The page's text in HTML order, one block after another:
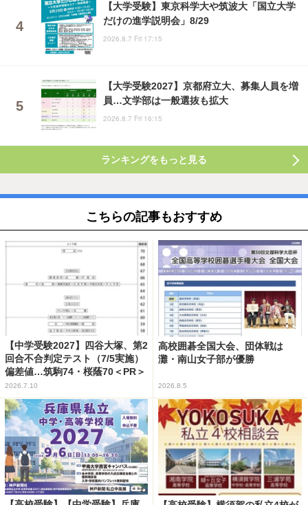
【大学受験】東京科学大や筑波大「国立大学
だけの進学説明会」8/29
2026.8.7 Fri 17:15
【大学受験2027】京都府立大、募集人員を増
員…文学部は一般選抜も拡大
2026.8.7 Fri 16:15
ランキングをもっと見る
こちらの記事もおすすめ
【中学受験2027】四谷大塚、第2
回合不合判定テスト（7/5実施）
偏差値…筑駒74・桜蔭70＜PR＞
2026.7.10
高校囲碁全国大会、団体戦は
灘・南山女子部が優勝
2026.8.5